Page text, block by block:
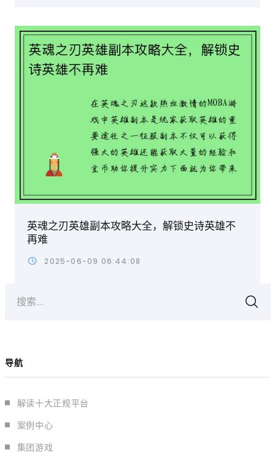
英魂之刃英雄副本攻略大全，解锁史诗英雄不
再难
2025-06-09 06:44:08
搜索...
导航
解读十大正规平台
案例中心
集团游戏